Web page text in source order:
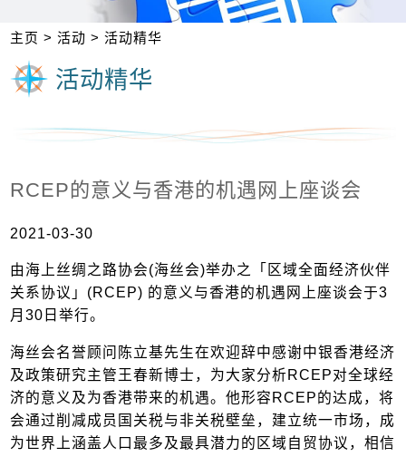
主页 >活动 >活动精华
活动精华
RCEP的意义与香港的机遇网上座谈会
2021-03-30
由海上丝绸之路协会(海丝会)举办之「区域全面经济伙伴
关系协议」(RCEP) 的意义与香港的机遇网上座谈会于3
月30日举行。
海丝会名誉顾问陈立基先生在欢迎辞中感谢中银香港经济
及政策研究主管王春新博士，为大家分析RCEP对全球经
济的意义及为香港带来的机遇。他形容RCEP的达成，将
会通过削减成员国关税与非关税壁垒，建立统一市场，成
为世界上涵盖人口最多及最具潜力的区域自贸协议，相信